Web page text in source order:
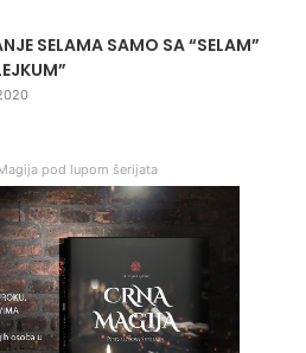
SELAMA SAMO SA “SELAM”
pod lupom šerijata